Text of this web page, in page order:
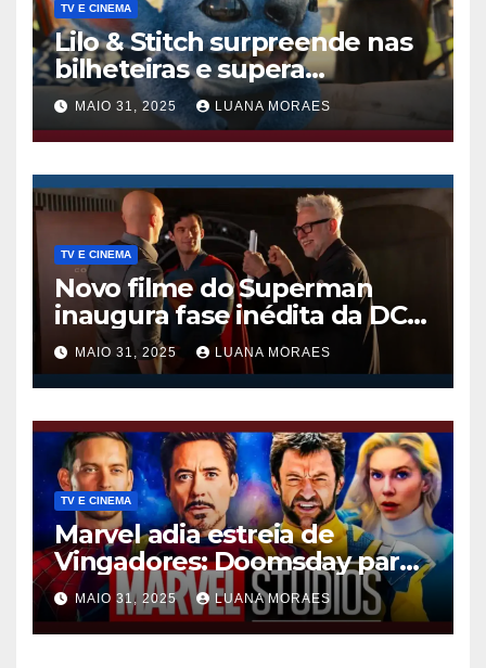
TV E CINEMA
Lilo & Stitch surpreende nas
bilheteiras e supera
Thunderbolts da Marvel
MAIO 31, 2025 LUANA MORAES
TV E CINEMA
Novo filme do Superman
inaugura fase inédita da DC
nos cinemas
MAIO 31, 2025 LUANA MORAES
TV E CINEMA
Marvel adia estreia de
Vingadores: Doomsday para
dezembro de 2026
MAIO 31, 2025 LUANA MORAES